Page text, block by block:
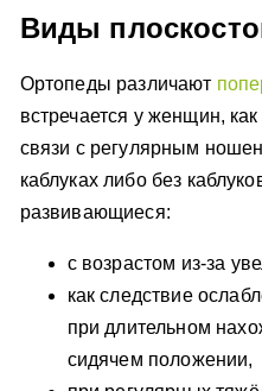
Виды
Ортопеды различают
встречается у женщин,
связи с регулярным
каблуках либо без
развивающиеся:
с возрастом из-за
как следствие
при длительном
сидячем положении,